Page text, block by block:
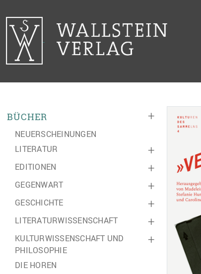
+
BÜCHER
NEUERSCHEINUNGEN
+
LITERATUR
+
EDITIONEN
+
GEGENWART
+
GESCHICHTE
+
LITERATURWISSENSCHAFT
+
KULTURWISSENSCHAFT UND
PHILOSOPHIE
DIE HOREN